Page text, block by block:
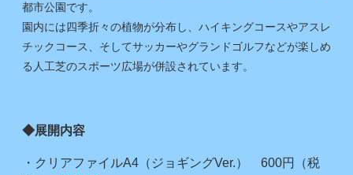
都市公園です。
園内には四季折々の植物が分布し、ハイキングコースやアスレ
チックコース、そしてサッカーやグランドゴルフなどが楽しめ
る人工芝のスポーツ広場が併設されています。
◆展開内容
・クリアファイルA4（ジョギングVer.） 600円（税